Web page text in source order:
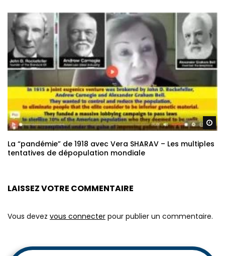
La “pandémie” de 1918 avec Vera SHARAV – Les multiples
tentatives de dépopulation mondiale
LAISSEZ VOTRE COMMENTAIRE
Vous devez vous connecter pour publier un commentaire.